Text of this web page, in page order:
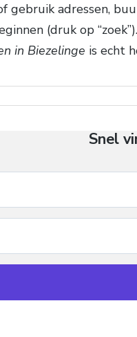
gebruik adressen,
(druk op
in Biezelinge is echt
Snel